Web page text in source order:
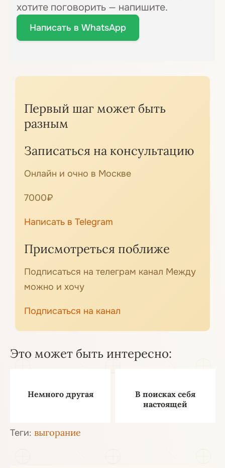
хотите поговорить — напишите.
Написать в WhatsApp
Первый шаг может быть
разным
Записаться на консультацию
Онлайн и очно в Москве
7000₽
Написать в Telegram
Присмотреться поближе
Подписаться на телеграм канал Между
можно и хочу
Подписаться на канал
Это может быть интересно:
Немного другая
В поисках себя
настоящей
Теги: выгорание